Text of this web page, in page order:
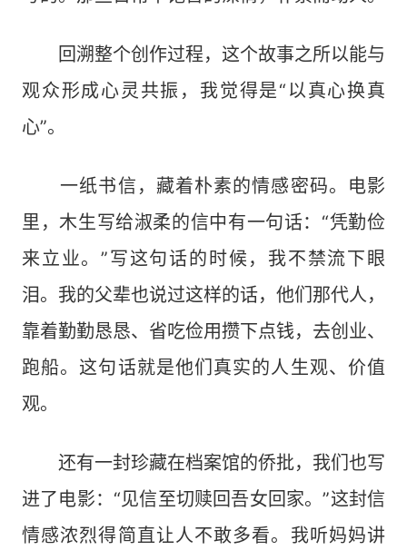
回溯整个创作过程，这个故事之所以能与
观众形成心灵共振，我觉得是“以真心换真
心”。
一纸书信，藏着朴素的情感密码。电影
里，木生写给淑柔的信中有一句话：“凭勤俭
来立业。”写这句话的时候，我不禁流下眼
泪。我的父辈也说过这样的话，他们那代人，
靠着勤勤恳恳、省吃俭用攒下点钱，去创业、
跑船。这句话就是他们真实的人生观、价值
观。
还有一封珍藏在档案馆的侨批，我们也写
进了电影：“见信至切赎回吾女回家。”这封信
情感浓烈得简直让人不敢多看。我听妈妈讲